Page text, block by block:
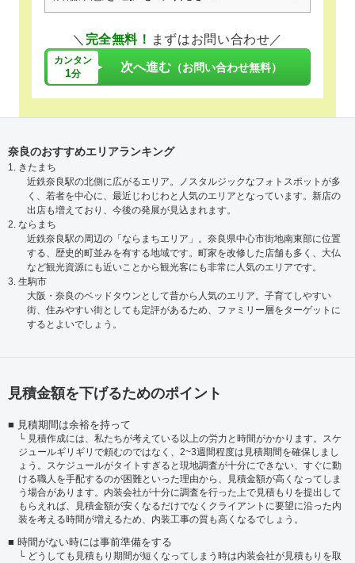
＼ 完全無料！ まずはお問い合わせ／
カンタン
1分 次へ進む （お問い合わせ無料）
奈良のおすすめエリアランキング
1. きたまち
近鉄奈良駅の北側に広がるエリア。ノスタルジックなフォトスポットが多
く、若者を中心に、最近じわじわと人気のエリアとなっています。新店の
出店も増えており、今後の発展が見込まれます。
2. ならまち
近鉄奈良駅の周辺の「ならまちエリア」。奈良県中心市街地南東部に位置
する、歴史的町並みを有する地域です。町家を改修した店舗も多く、大仏
など観光資源にも近いことから観光客にも非常に人気のエリアです。
3. 生駒市
大阪・奈良のベッドタウンとして昔から人気のエリア。子育てしやすい
街、住みやすい街としても定評があるため、ファミリー層をターゲットに
するとよいでしょう。
見積金額を下げるためのポイント
見積期間は余裕を持って
見積作成には、私たちが考えている以上の労力と時間がかかります。スケ
ジュールギリギリで頼むのではなく、2~3週間程度は見積期間を確保しまし
ょう。スケジュールがタイトすぎると現地調査が十分にできない、すぐに動
ける職人を手配するのが困難といった理由から、見積金額が高くなってしま
う場合があります。内装会社が十分に調査を行った上で見積もりを提出して
もらえれば、見積金額が安くなるだけでなくクライアントに要望に沿った内
装を考える時間が増えるため、内装工事の質も高くなるでしょう。
時間がない時には事前準備をする
どうしても見積もり期間が短くなってしまう時は内装会社が見積もりを取